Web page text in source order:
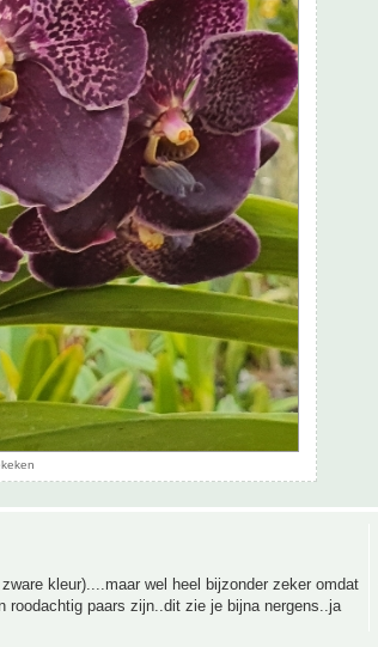
kleur)....maar wel heel bijzonder zeker omdat
roodachtig paars zijn..dit zie je bijna nergens..ja